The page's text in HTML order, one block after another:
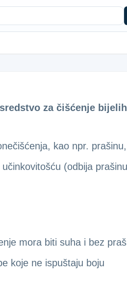
TIP 20
za čišćenje
kao npr.
(odbija
mora biti suha i bez
koje ne ispuštaju boju